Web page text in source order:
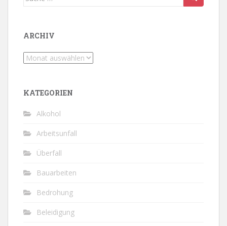
ARCHIV
Archiv
KATEGORIEN
Alkohol
Arbeitsunfall
Überfall
Bauarbeiten
Bedrohung
Beleidigung